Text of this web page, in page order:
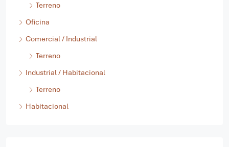
Terreno
Oficina
Comercial / Industrial
Terreno
Industrial / Habitacional
Terreno
Habitacional